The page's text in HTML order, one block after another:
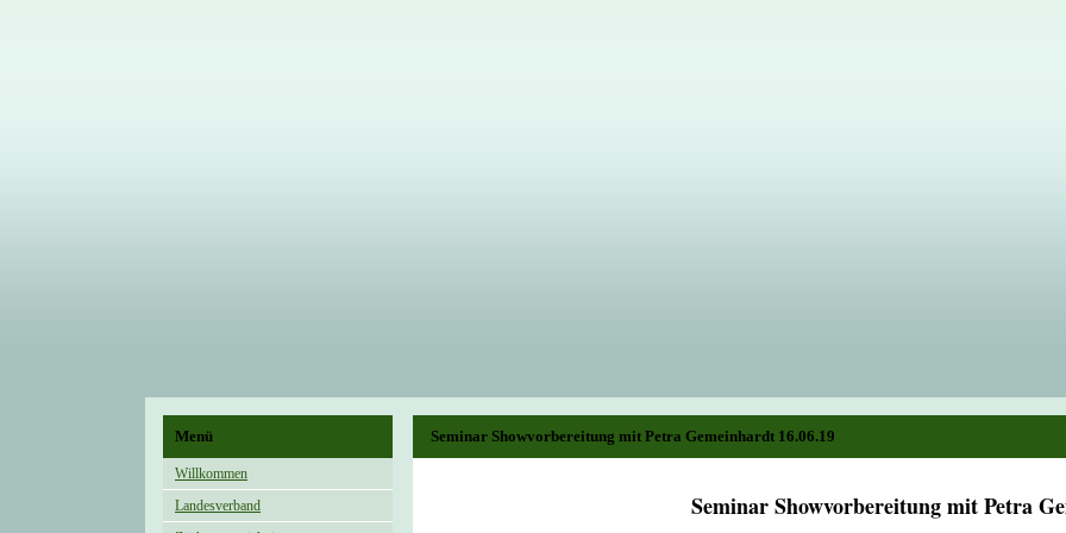
Menü
Willkommen
Landesverband
Seminar Showvorbereitung mit Petra Gemeinhardt 16.06.19
Seminar Showvorbereitung mit Petra